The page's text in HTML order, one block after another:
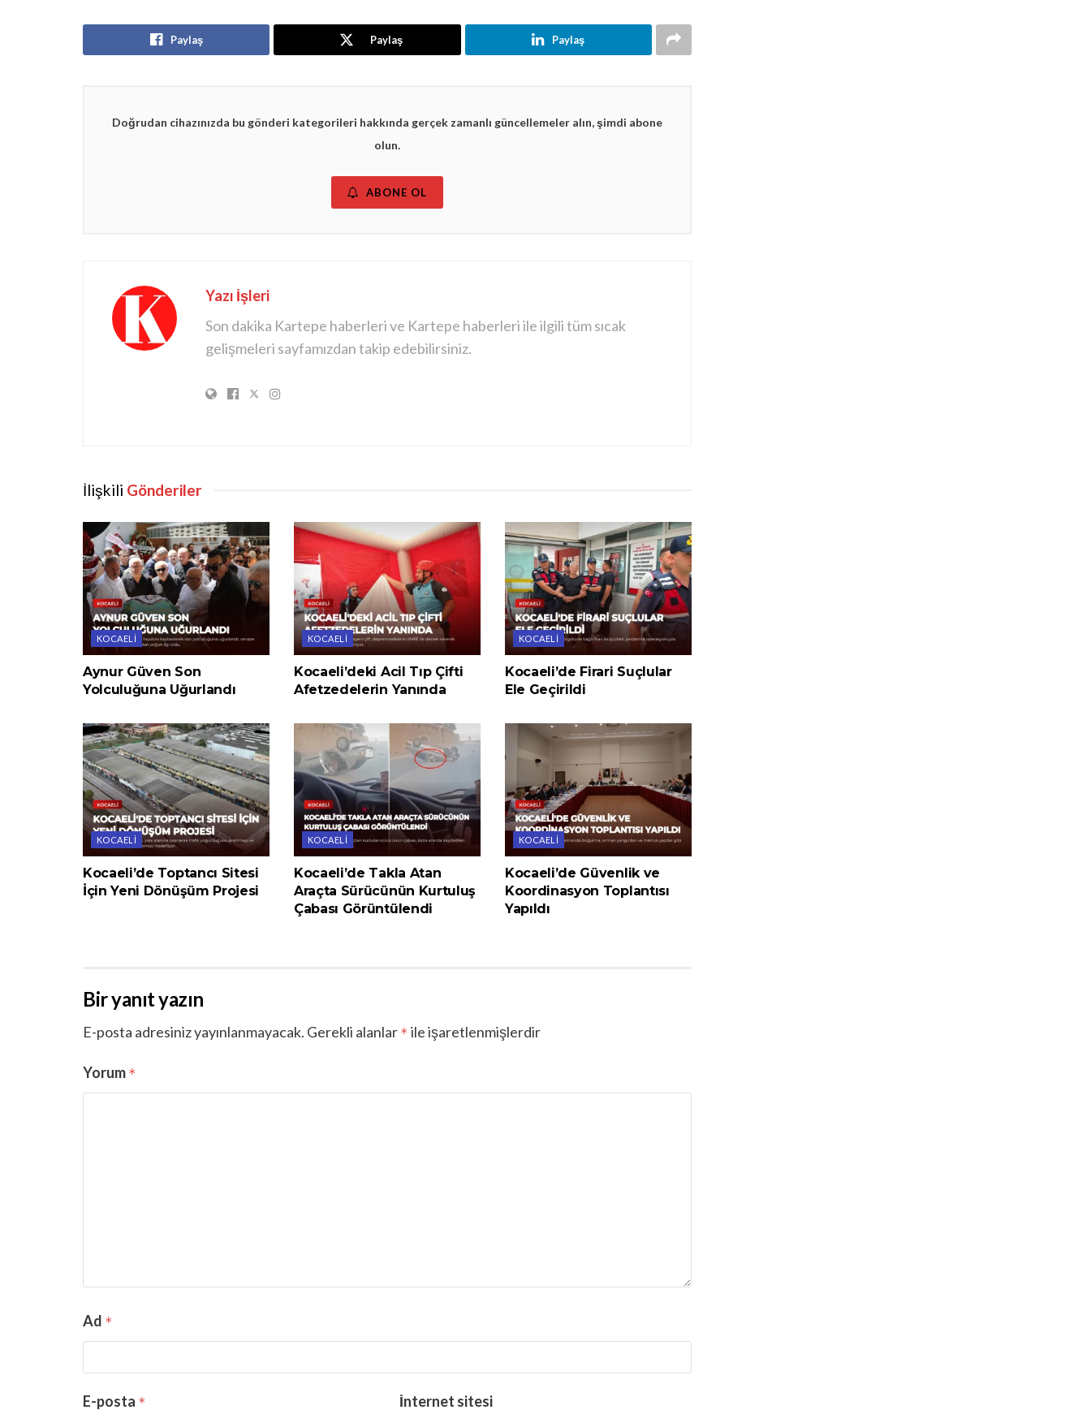
Paylaş Paylaş Paylaş
Doğrudan cihazınızda bu gönderi kategorileri hakkında gerçek zamanlı güncellemeler alın, şimdi abone
olun.
ABONE OL
Yazı İşleri
Son dakika Kartepe haberleri ve Kartepe haberleri ile ilgili tüm sıcak
gelişmeleri sayfamızdan takip edebilirsiniz.
İlişkili Gönderiler
KOCAELI
Aynur Güven Son
Yolculuğuna Uğurlandı
KOCAELI
Kocaeli’deki Acil Tıp Çifti
Afetzedelerin Yanında
KOCAELI
Kocaeli’de Firari Suçlular
Ele Geçirildi
KOCAELI
Kocaeli’de Toptancı Sitesi
İçin Yeni Dönüşüm Projesi
KOCAELI
Kocaeli’de Takla Atan
Araçta Sürücünün Kurtuluş
Çabası Görüntülendi
KOCAELI
Kocaeli’de Güvenlik ve
Koordinasyon Toplantısı
Yapıldı
Bir yanıt yazın
E-posta adresiniz yayınlanmayacak. Gerekli alanlar * ile işaretlenmişlerdir
Yorum *
Ad *
E-posta * İnternet sitesi